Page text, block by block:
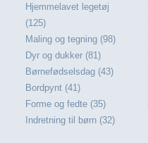
Hjemmelavet legetøj
(125)
Maling og tegning (98)
Dyr og dukker (81)
Børnefødselsdag (43)
Bordpynt (41)
Forme og fedte (35)
Indretning til børn (32)